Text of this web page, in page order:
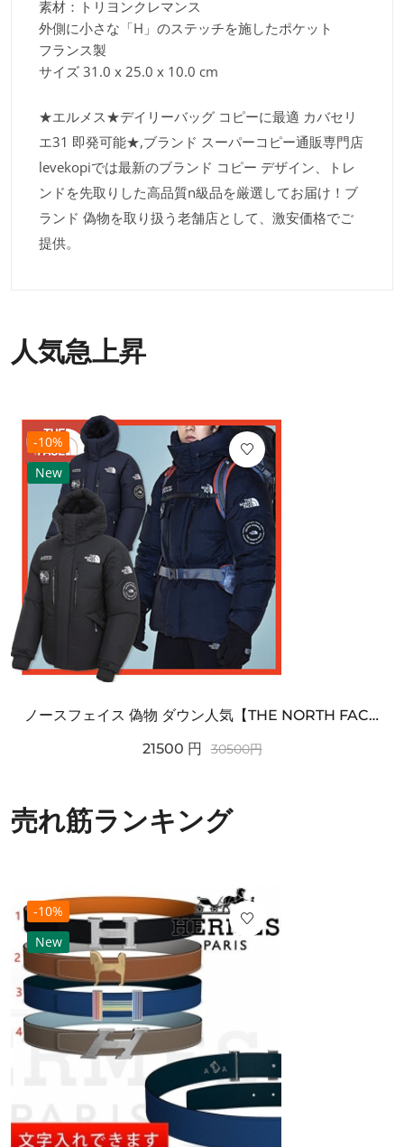
素材：トリヨンクレマンス
外側に小さな「H」のステッチを施したポケット
フランス製
サイズ 31.0 x 25.0 x 10.0 cm
★エルメス★デイリーバッグ コピーに最適 カバセリ
エ31 即発可能★,ブランド スーパーコピー通販専門店
levekopiでは最新のブランド コピー デザイン、トレ
ンドを先取りした高品質n級品を厳選してお届け！ブ
ランド 偽物を取り扱う老舗店として、激安価格でご
提供。
人気急上昇
-10%
New
ノースフェイス 偽物 ダウン人気【THE NORTH FACE】M'S 7 SUMMIT HIM...
21500 円 30500円
売れ筋ランキング
-10%
New